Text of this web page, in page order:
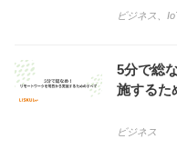
ビジネス
5分で総
施するた
ビジネス